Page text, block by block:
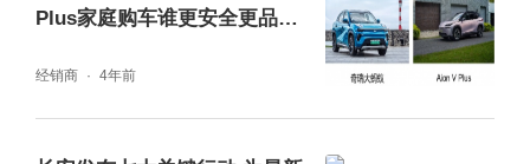
定系统、360全景影像系统、刹车辅助系统、
坡道辅助、陡坡缓降等丰富主动配置，在让旅
Plus家庭购车谁更安全更品
经销商 4年前